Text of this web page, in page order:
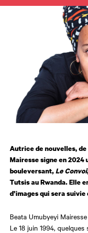
Autrice de nouvelles,
Mairesse signe en
bouleversant, Le Convoi
Tutsis au Rwanda. Elle
d’images qui sera
Beata Umubyeyi
Le 18 juin 1994,